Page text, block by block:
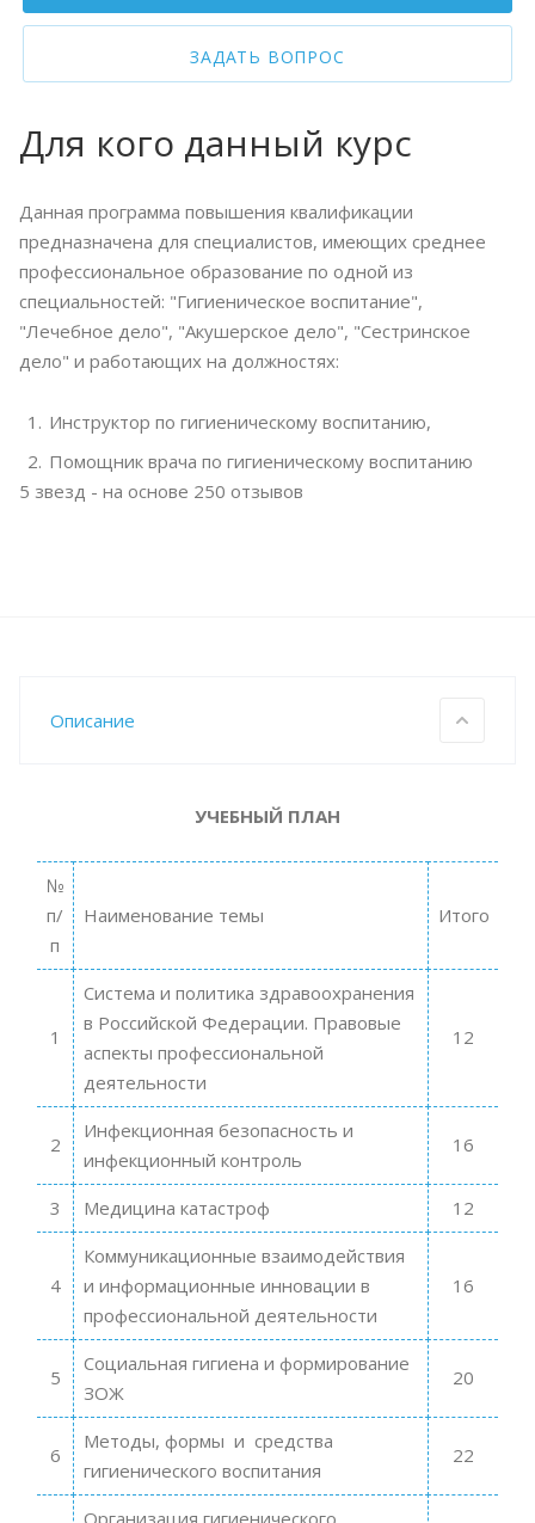
ЗАДАТЬ ВОПРОС
Для кого данный курс
Данная программа повышения квалификации
предназначена для специалистов, имеющих среднее
профессиональное образование по одной из
специальностей: "Гигиеническое воспитание",
"Лечебное дело", "Акушерское дело", "Сестринское
дело" и работающих на должностях:
Инструктор по гигиеническому воспитанию,
Помощник врача по гигиеническому воспитанию
5 звезд - на основе 250 отзывов
Описание
УЧЕБНЫЙ ПЛАН
№
п/
п
Наименование темы Итого
1
Система и политика здравоохранения
в Российской Федерации. Правовые
аспекты профессиональной
деятельности
12
2
Инфекционная безопасность и
инфекционный контроль
16
3 Медицина катастроф 12
4
Коммуникационные взаимодействия
и информационные инновации в
профессиональной деятельности
16
5
Социальная гигиена и формирование
ЗОЖ
20
6
Методы, формы и средства
гигиенического воспитания
22
Организация гигиенического